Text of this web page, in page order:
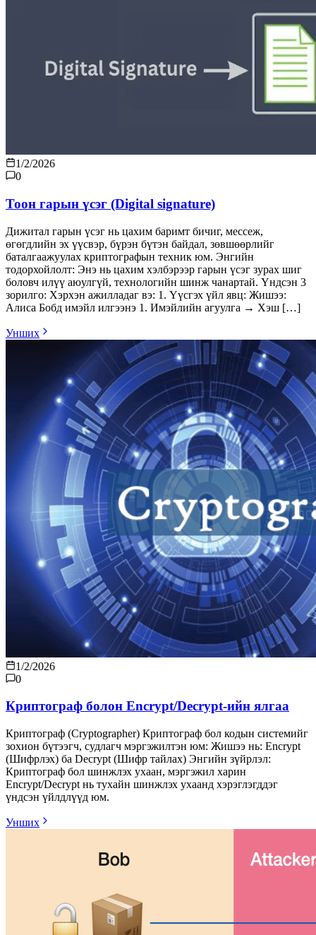
1/2/2026
0
Тоон гарын үсэг (Digital signature)
Дижитал гарын үсэг нь цахим баримт бичиг, мессеж,
өгөгдлийн эх үүсвэр, бүрэн бүтэн байдал, зөвшөөрлийг
баталгаажуулах криптографын техник юм. Энгийн
тодорхойлолт: Энэ нь цахим хэлбэрээр гарын үсэг зурах шиг
боловч илүү аюулгүй, технологийн шинж чанартай. Үндсэн 3
зорилго: Хэрхэн ажилладаг вэ: 1. Үүсгэх үйл явц: Жишээ:
Алиса Бобд имэйл илгээнэ 1. Имэйлийн агуулга → Хэш […]
Унших
1/2/2026
0
Криптограф болон Encrypt/Decrypt-ийн ялгаа
Криптограф (Cryptographer) Криптограф бол кодын системийг
зохион бүтээгч, судлагч мэргэжилтэн юм: Жишээ нь: Encrypt
(Шифрлэх) ба Decrypt (Шифр тайлах) Энгийн зүйрлэл:
Криптограф бол шинжлэх ухаан, мэргэжил харин
Encrypt/Decrypt нь тухайн шинжлэх ухаанд хэрэглэгддэг
үндсэн үйлдлүүд юм.
Унших